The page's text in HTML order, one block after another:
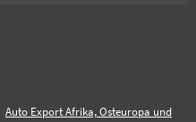
Auto Export Afrika, Osteuropa und